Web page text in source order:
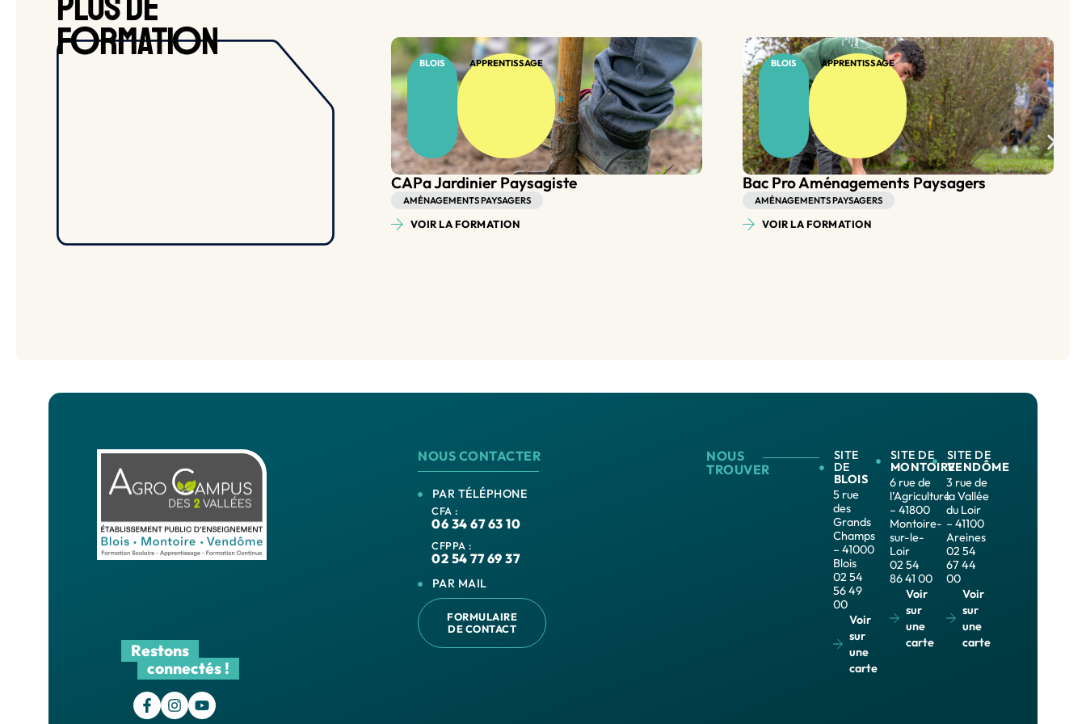
FORMATION BLOIS APPRENTISSAGE
Bac Pro Aménagements Paysagers
AMÉNAGEMENTS PAYSAGERS
VOIR LA FORMATION
BLOIS APPRENTISSAGE
BP Aménagement Paysager
AMÉNAGEMENTS PAYSAGERS
VOIR LA FORMATION
NOUS CONTACTER
PAR TÉLÉPHONE
CFA :
06 34 67 63 10
CFPPA :
02 54 77 69 37
PAR MAIL
FORMULAIRE
DE CONTACT
NOUS
TROUVER
SITE
DE
BLOIS
5 rue
des
Grands
Champs
– 41000
Blois
02 54
56 49
00
Voir
sur
une
carte
SITE DE
MONTOIRE
6 rue de
l’Agriculture
– 41800
Montoire-
sur-le-
Loir
02 54
86 41 00
Voir
sur
une
carte
SITE DE
VENDÔME
3 rue de
la Vallée
du Loir
– 41100
Areines
02 54
67 44
00
Voir
sur
une
carte
Restons
connectés !